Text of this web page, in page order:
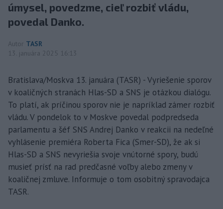
úmysel, povedzme, cieľ rozbiť vládu,
povedal Danko.
Autor TASR
13. januára 2025 16:13
Bratislava/Moskva 13. januára (TASR) - Vyriešenie sporov
v koaličných stranách Hlas-SD a SNS je otázkou dialógu.
To platí, ak príčinou sporov nie je napríklad zámer rozbiť
vládu. V pondelok to v Moskve povedal podpredseda
parlamentu a šéf SNS Andrej Danko v reakcii na nedeľné
vyhlásenie premiéra Roberta Fica (Smer-SD), že ak si
Hlas-SD a SNS nevyriešia svoje vnútorné spory, budú
musieť prísť na rad predčasné voľby alebo zmeny v
koaličnej zmluve. Informuje o tom osobitný spravodajca
TASR.